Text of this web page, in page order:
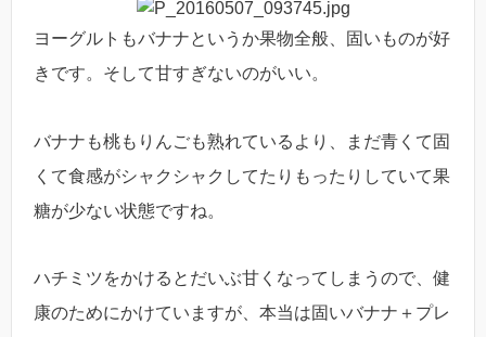
ヨーグルトもバナナというか果物全般、固いものが好
きです。そして甘すぎないのがいい。
バナナも桃もりんごも熟れているより、まだ青くて固
くて食感がシャクシャクしてたりもったりしていて果
糖が少ない状態ですね。
ハチミツをかけるとだいぶ甘くなってしまうので、健
康のためにかけていますが、本当は固いバナナ＋プレ